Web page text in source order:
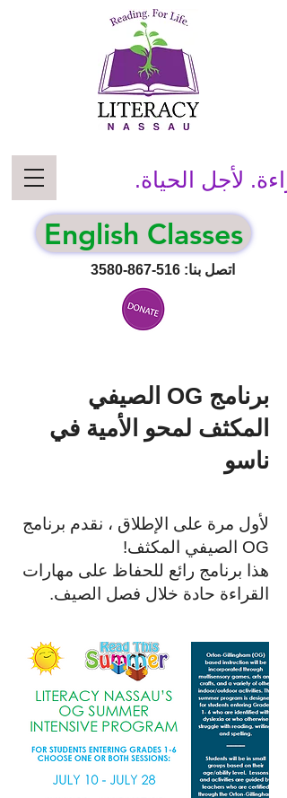
اتصل بنا: 516-867-3580
لأجل الحياة.
English Classes
برنامج OG الصيفي
المكثف لمحو الأمية في
ناسو
لأول مرة على الإطلاق ، نقدم برنامج
OG الصيفي المكثف!
هذا برنامج رائع للحفاظ على مهارات
القراءة حادة خلال فصل الصيف.